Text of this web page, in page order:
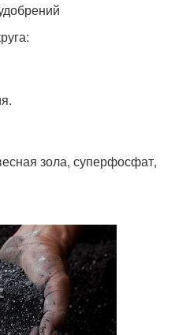
зола, суперфосфат,